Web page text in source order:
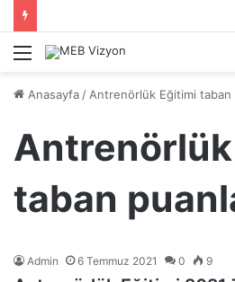
Menü
Anasayfa / Antrenörlük Eğitimi taban
taban
Admin 6 Temmuz 2021 0 9